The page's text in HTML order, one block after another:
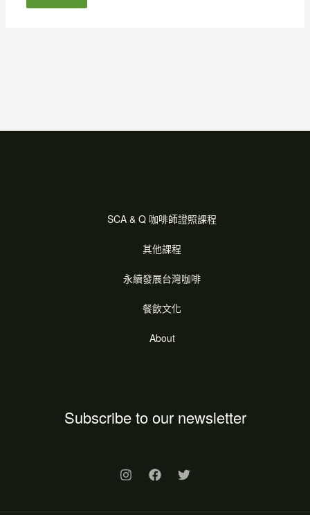
SCA & Q 咖啡師證照課程
其他課程
永續發展台灣咖啡
餐飲文化
About
Subscribe to our newsletter